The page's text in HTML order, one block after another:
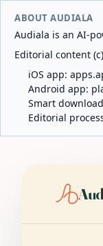
ABOUT AUDIALA
Audiala is an AI-
Editorial content
iOS app:
Android app:
Smart
Editorial